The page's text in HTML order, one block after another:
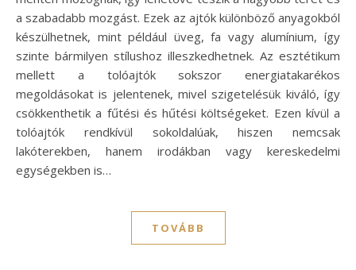
a szabadabb mozgást. Ezek az ajtók különböző anyagokból
készülhetnek, mint például üveg, fa vagy alumínium, így
szinte bármilyen stílushoz illeszkedhetnek. Az esztétikum
mellett a tolóajtók sokszor energiatakarékos
megoldásokat is jelentenek, mivel szigetelésük kiváló, így
csökkenthetik a fűtési és hűtési költségeket. Ezen kívül a
tolóajtók rendkívül sokoldalúak, hiszen nemcsak
lakóterekben, hanem irodákban vagy kereskedelmi
egységekben is…
TOVÁBB